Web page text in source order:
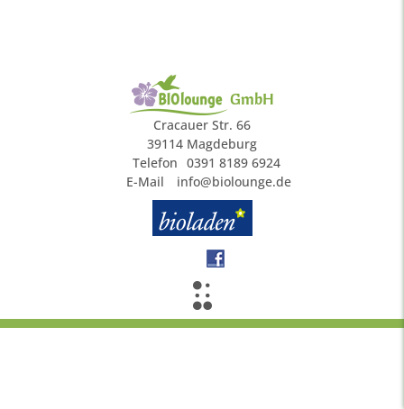
GmbH
Cracauer Str. 66
39114 Magdeburg
Telefon 0391 8189 6924
E-Mail
info@biolounge.de